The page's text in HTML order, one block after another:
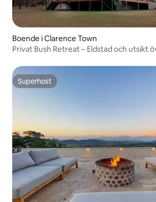
Boende i Clarence Town
Privat Bush Retreat – Eldstad och utsikt över
Superhost
Superhost